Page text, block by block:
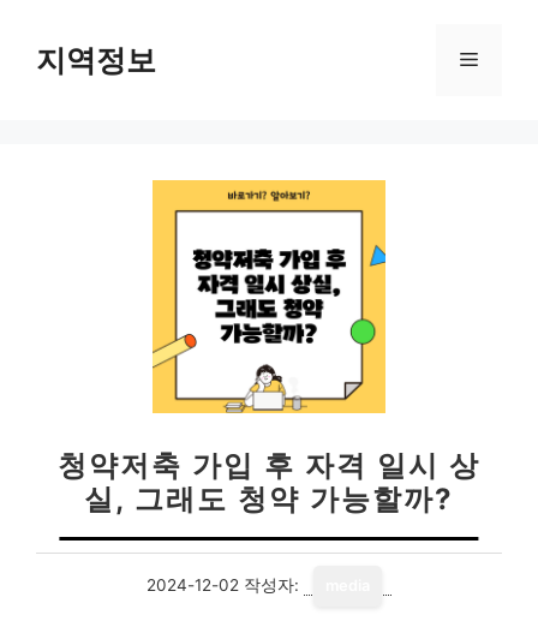
지역정보 메
청약저축 가입 후 자격 일시 상
실, 그래도 청약 가능할까?
2024-12-02 작성자: